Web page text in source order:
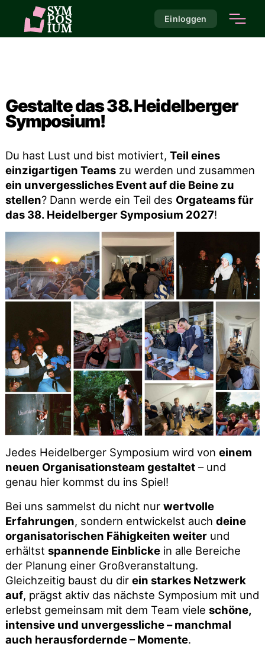
Einloggen
Gestalte das 38. Heidelberger
Symposium!
Du hast Lust und bist motiviert, Teil eines
einzigartigen Teamszu werden und zusammen
ein unvergessliches Event auf die Beine zu
stellen? Dann werde ein Teil des Orgateams für
das 38. Heidelberger Symposium 2027!
Jedes Heidelberger Symposium wird von einem
neuen Organisationsteam gestaltet– und
genau hier kommst du ins Spiel!
Bei uns sammelst du nicht nur wertvolle
Erfahrungen, sondern entwickelst auch deine
organisatorischen Fähigkeiten weiterund
erhältst spannende Einblickein alle Bereiche
der Planung einer Großveranstaltung.
Gleichzeitig baust du dir ein starkes Netzwerk
auf, prägst aktiv das nächste Symposium mit und
erlebst gemeinsam mit dem Team viele schöne,
intensive und unvergessliche – manchmal
auch herausfordernde – Momente.